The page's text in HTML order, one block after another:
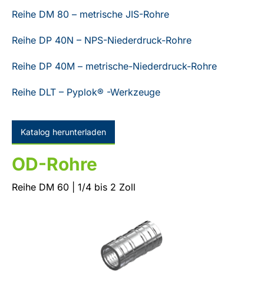
Reihe DM 80 – metrische JIS-Rohre
Reihe DP 40N – NPS-Niederdruck-Rohre
Reihe DP 40M – metrische-Niederdruck-Rohre
Reihe DLT – Pyplok® -Werkzeuge
Katalog herunterladen
OD-Rohre
Reihe DM 60 | 1/4 bis 2 Zoll